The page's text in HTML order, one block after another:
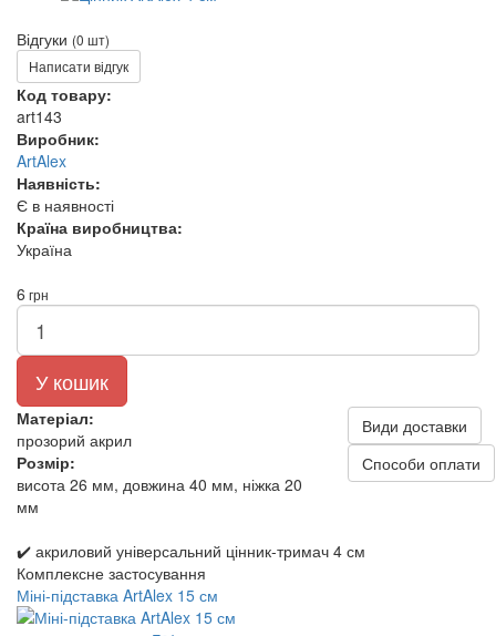
Відгуки (0 шт)
Написати відгук
Код товару:
art143
Виробник:
ArtAlex
Наявність:
Є в наявності
Країна виробництва:
Україна
6 грн
У кошик
Матеріал:
прозорий акрил
Розмір:
висота 26 мм, довжина 40 мм, ніжка 20
мм
Види доставки
Способи оплати
✔️ акриловий універсальний цінник-тримач 4 см
Комплексне застосування
Міні-підставка ArtAlex 15 см